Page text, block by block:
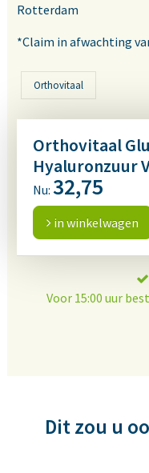
Rotterdam
*Claim in afwachting
Orthovitaal
Orthovitaal
Hyaluronzuur
Nu: 32,75
in winkelwagen
Voor 15:00 uur
Dit zou u